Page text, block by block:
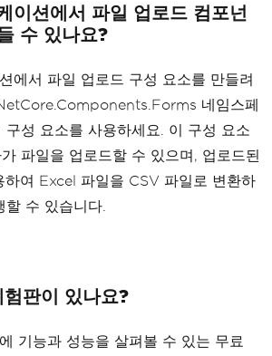
이션에서 파일 업로드 컴포넌
수 있나요?
에서 파일 업로드 구성 요소를 만들려
네임스페
성 요소를 사용하세요. 이 구성 요소
파일을 업로드할 수 있으며, 업로드된
여 Excel 파일을 CSV 파일로 변환하
수 있습니다.
판이 있나요?
기능과 성능을 살펴볼 수 있는 무료